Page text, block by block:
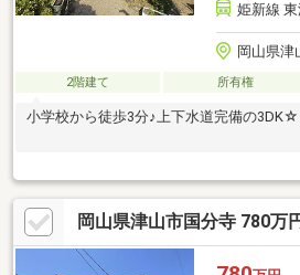
姫新線
岡山県津
2階建て 所有権
小学校から徒歩3分♪上下水道完備の3DK☆
岡山県津山市国分寺 780万